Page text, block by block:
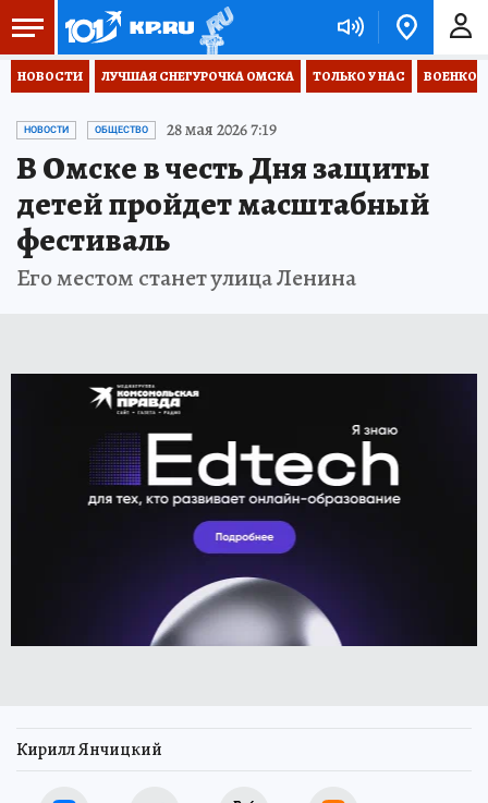
НОВОСТИ ЛУЧШАЯ СНЕГУРОЧКА ОМСКА ТОЛЬКО У НАС
НОВОСТИ ОБЩЕСТВО 28 мая 2026 7:19
В Омске в честь Дня защиты
детей пройдет масштабный
фестиваль
Его местом станет улица Ленина
Кирилл Янчицкий